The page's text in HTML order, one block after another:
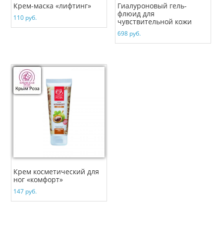
Крем-маска «лифтинг»
110 руб.
Гиалуроновый гель-
флюид для
чувствительной кожи
698 руб.
Крем косметический для
ног «комфорт»
147 руб.